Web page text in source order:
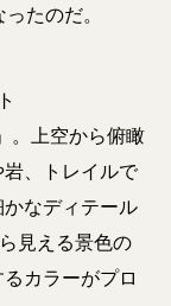
たのだ。
。上空から俯瞰
、トレイルで
なディテール
見える景色の
カラーがプロ